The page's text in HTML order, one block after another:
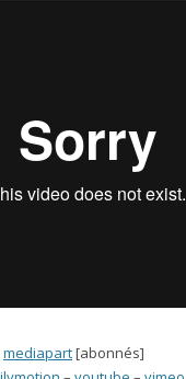
mediapart[abonnés]